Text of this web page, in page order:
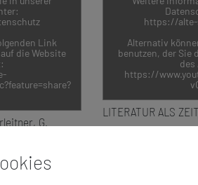
Link
die Website
G.
https://alte-
Alternativ
benutzen, der Sie
https://
LITERATUR ALS